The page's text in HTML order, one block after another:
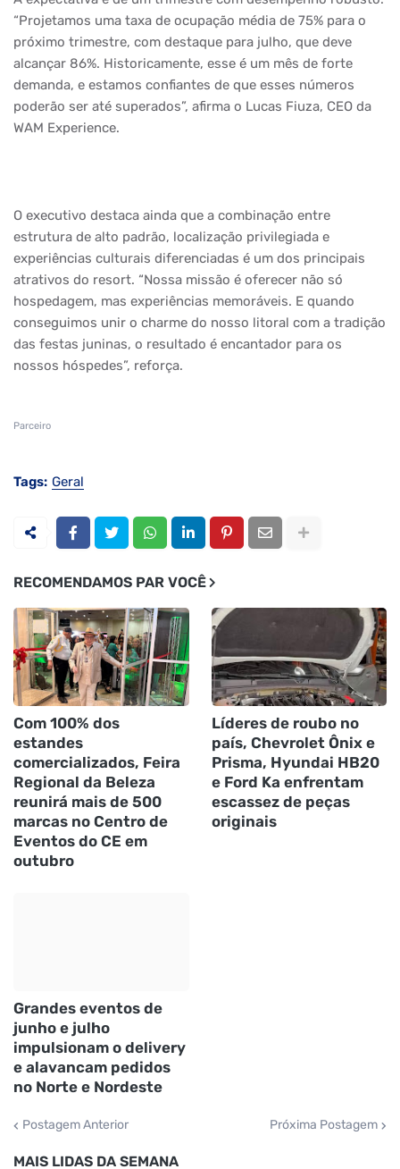
“Projetamos uma taxa de ocupação média de 75% para o
próximo trimestre, com destaque para julho, que deve
alcançar 86%. Historicamente, esse é um mês de forte
demanda, e estamos confiantes de que esses números
poderão ser até superados”, afirma o Lucas Fiuza, CEO da
WAM Experience.
O executivo destaca ainda que a combinação entre
estrutura de alto padrão, localização privilegiada e
experiências culturais diferenciadas é um dos principais
atrativos do resort. “Nossa missão é oferecer não só
hospedagem, mas experiências memoráveis. E quando
conseguimos unir o charme do nosso litoral com a tradição
das festas juninas, o resultado é encantador para os
nossos hóspedes”, reforça.
Parceiro
Tags: Geral
RECOMENDAMOS PAR VOCÊ
Com 100% dos
estandes
comercializados, Feira
Regional da Beleza
reunirá mais de 500
marcas no Centro de
Eventos do CE em
outubro
Líderes de roubo no
país, Chevrolet Ônix e
Prisma, Hyundai HB20
e Ford Ka enfrentam
escassez de peças
originais
Grandes eventos de
junho e julho
impulsionam o delivery
e alavancam pedidos
no Norte e Nordeste
Postagem Anterior Próxima Postagem
MAIS LIDAS DA SEMANA